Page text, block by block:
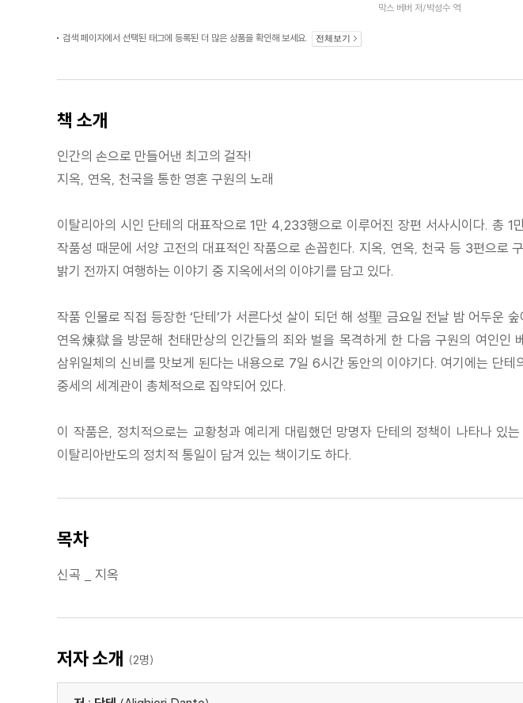
막스 베버 저/박성수 역
검색 페이지에서 선택된 태그에 등록된 더 많은 상품을 확인해 보세요. 전체보기
책 소개
인간의 손으로 만들어낸 최고의 걸작!
지옥, 연옥, 천국을 통한 영혼 구원의 노래
이탈리아의 시인 단테의 대표작으로 1만 4,233행으로 이루어진 장편 서사시이다. 총
작품성 때문에 서양 고전의 대표적인 작품으로 손꼽힌다. 지옥, 연옥, 천국 등 3편으로
밝기 전까지 여행하는 이야기 중 지옥에서의 이야기를 담고 있다.
작품 인물로 직접 등장한 ‘단테’가 서른다섯 살이 되던 해 성聖 금요일 전날 밤 어두운
연옥煉獄을 방문해 천태만상의 인간들의 죄와 벌을 목격하게 한 다음 구원의 여인인
삼위일체의 신비를 맛보게 된다는 내용으로 7일 6시간 동안의 이야기다. 여기에는 단
중세의 세계관이 총체적으로 집약되어 있다.
이 작품은, 정치적으로는 교황청과 예리게 대립했던 망명자 단테의 정책이 나타나 있
이탈리아반도의 정치적 통일이 담겨 있는 책이기도 하다.
목차
신곡 _ 지옥
저자 소개 (2명)